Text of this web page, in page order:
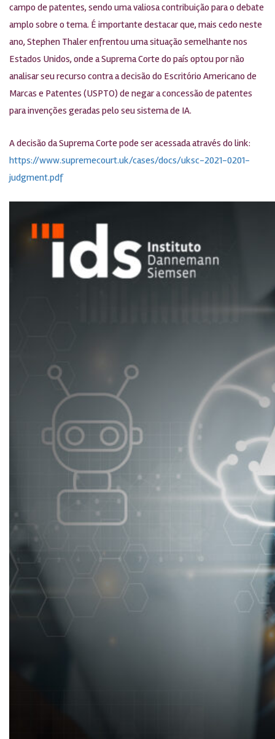
campo de patentes, sendo uma valiosa contribuição para o debate
amplo sobre o tema. É importante destacar que, mais cedo neste
ano, Stephen Thaler enfrentou uma situação semelhante nos
Estados Unidos, onde a Suprema Corte do país optou por não
analisar seu recurso contra a decisão do Escritório Americano de
Marcas e Patentes (USPTO) de negar a concessão de patentes
para invenções geradas pelo seu sistema de IA.
A decisão da Suprema Corte pode ser acessada através do link:
https://www.supremecourt.uk/cases/docs/uksc-2021-0201-
judgment.pdf